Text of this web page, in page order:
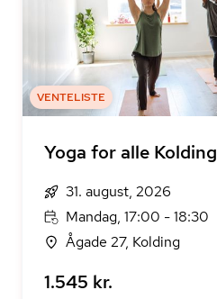
VENTELISTE
Yoga for alle Kolding
31. august, 2026
Mandag, 17:00 - 18:30
Ågade 27, Kolding
1.545 kr.